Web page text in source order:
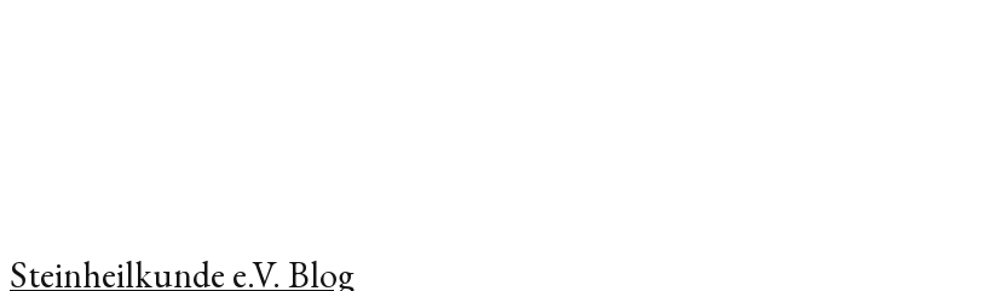
Steinheilkunde e.V. Blog